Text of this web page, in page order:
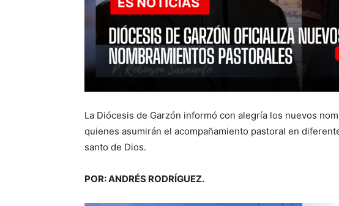
La Diócesis de Garzón informó con alegría los nuevos
quienes asumirán el acompañamiento pastoral en
santo de Dios.
POR: ANDRÉS RODRÍGUEZ.